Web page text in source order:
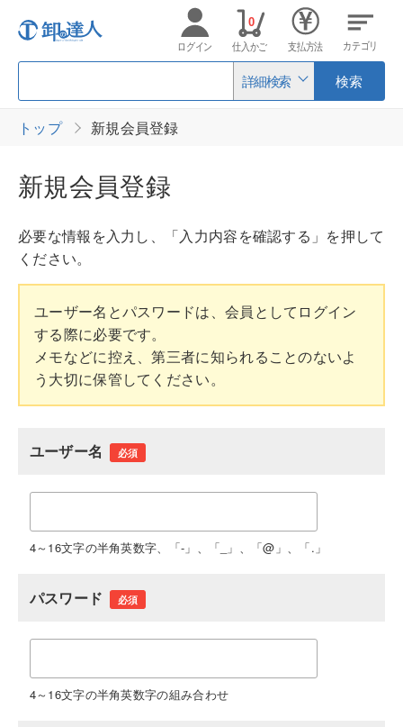
詳細検索 検索
ログイン 仕入かご
0
支払方法 カテゴリ
トップ 新規会員登録
新規会員登録
必要な情報を入力し、「入力内容を確認する」を押して
ください。
ユーザー名とパスワードは、会員としてログイン
する際に必要です。
メモなどに控え、第三者に知られることのないよ
う大切に保管してください。
ユーザー名 必須
4～16文字の半角英数字、「-」、「_」、「@」、「.」
パスワード 必須
4～16文字の半角英数字の組み合わせ